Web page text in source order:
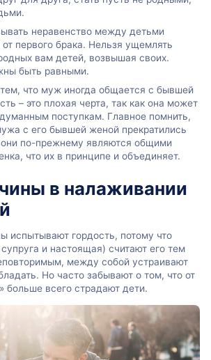
неравенство между детьми
первого брака. Нельзя ущемлять
вам детей, возвышая своих.
быть равными.
что муж иногда общается с бывшей
– это плохая черта, так как она может
поступкам. Главное помнить,
с его бывшей женой прекратились
они по-прежнему являются общими
что их в принципе и объединяет.
в налаживании
испытывают гордость, потому что
и настоящая) считают его тем
между собой устраивают
Но часто забывают о том, что от
больше всего страдают дети.